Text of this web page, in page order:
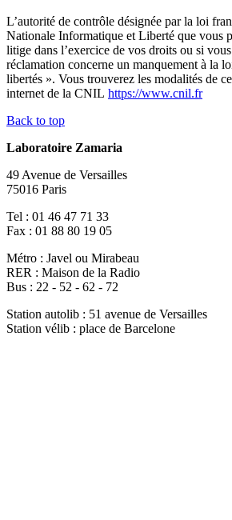
L’autorité de contrôle désignée par la loi
Nationale Informatique et Liberté que vous
litige dans l’exercice de vos droits ou si
réclamation concerne un manquement à la
libertés ». Vous trouverez les modalités de
internet de la CNIL https://www.cnil.fr
Back to top
Laboratoire Zamaria
49 Avenue de Versailles
75016 Paris
Tel : 01 46 47 71 33
Fax : 01 88 80 19 05
Métro : Javel ou Mirabeau
RER : Maison de la Radio
Bus : 22 - 52 - 62 - 72
Station autolib : 51 avenue de Versailles
Station vélib : place de Barcelone